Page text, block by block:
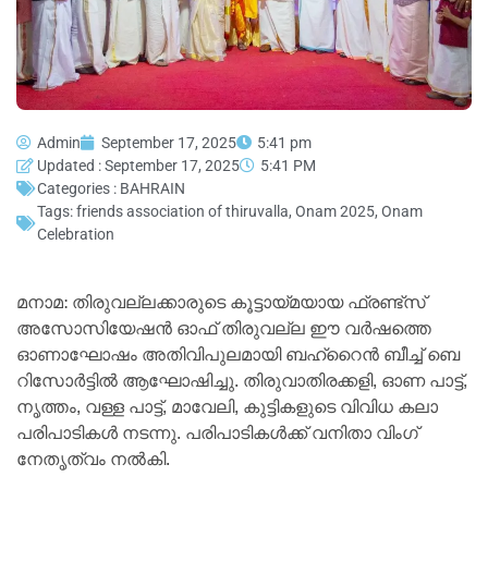
Admin September 17, 2025
5:41 pm
Updated : September 17, 2025
5:41 PM
Categories : BAHRAIN
Tags:friends association of thiruvalla, Onam 2025, Onam
Celebration
മനാമ: തിരുവല്ലക്കാരുടെ കൂട്ടായ്മയായ ഫ്രണ്ട്സ്
അസോസിയേഷന്‍ ഓഫ് തിരുവല്ല ഈ വര്‍ഷത്തെ
ഓണാഘോഷം അതിവിപുലമായി ബഹ്റൈന്‍ ബീച്ച് ബെ
റിസോര്‍ട്ടില്‍ ആഘോഷിച്ചു. തിരുവാതിരക്കളി, ഓണ പാട്ട്,
നൃത്തം, വള്ള പാട്ട്, മാവേലി, കുട്ടികളുടെ വിവിധ കലാ
പരിപാടികള്‍ നടന്നു. പരിപാടികള്‍ക്ക് വനിതാ വിംഗ്
നേതൃത്വം നല്‍കി.